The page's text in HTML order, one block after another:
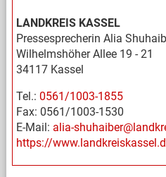
LANDKREIS KASSEL
Pressesprecherin Alia
Wilhelmshöher Allee 19 - 21
34117 Kassel
Tel.: 0561/1003-1855
Fax: 0561/1003-1530
E-Mail: alia-
https://